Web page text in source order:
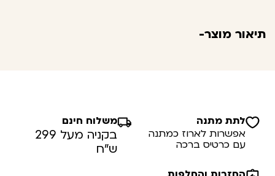
תיאור מוצר-
לתת מתנה
אפשרות לארוז כמתנה
עם כרטיס ברכה
משלוח חינם
בקניה מעל 299
ש”ח